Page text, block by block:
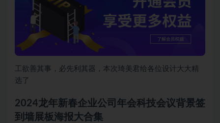
工欲善其事，必先利其器，本次琦美君给各位设计大大精
选了
2024龙年新春企业公司年会科技会议背景签
到墙展板海报大合集